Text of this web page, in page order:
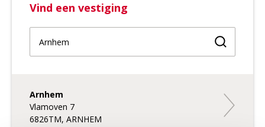
Vind een vestiging
Vind een
Arnhem
Vlamoven 7
6826TM, ARNHEM
Arnhem